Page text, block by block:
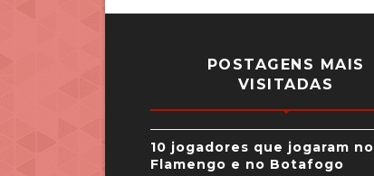
POSTAGENS MAIS
VISITADAS
10 jogadores que jogaram no
Flamengo e no Botafogo